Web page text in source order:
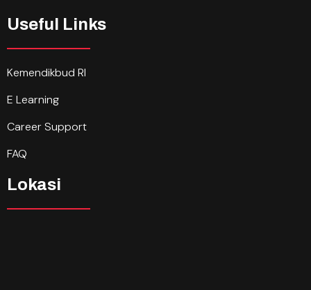
Useful Links
Kemendikbud RI
E Learning
Career Support
FAQ
Lokasi